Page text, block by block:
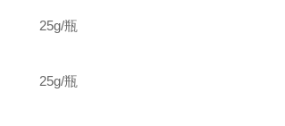
25g/瓶
25g/瓶